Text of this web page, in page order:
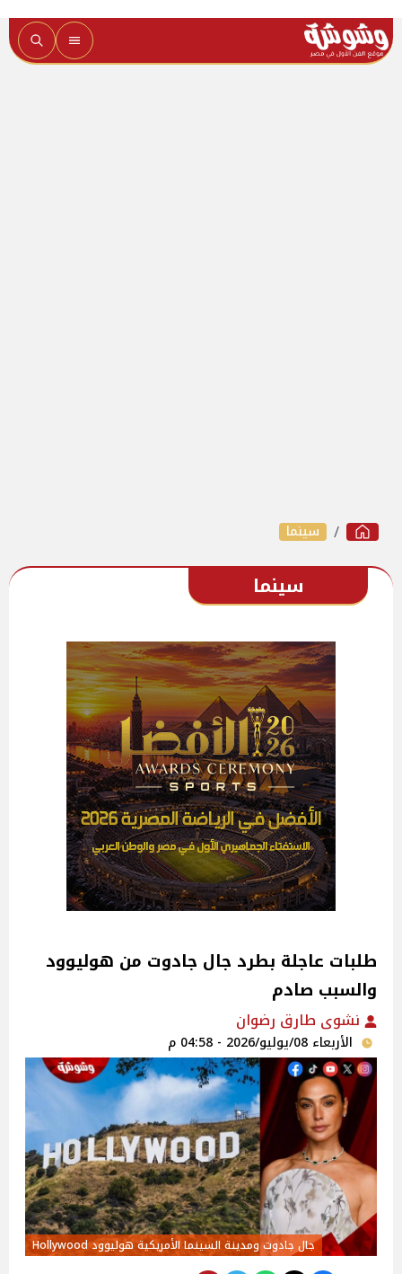
سينما
سينما
طلبات عاجلة بطرد جال جادوت من هوليوود
والسبب صادم
نشوى طارق رضوان
الأربعاء 08/يوليو/2026 - 04:58 م
جال جادوت ومدينة السينما الأمريكية هوليوود Hollywood